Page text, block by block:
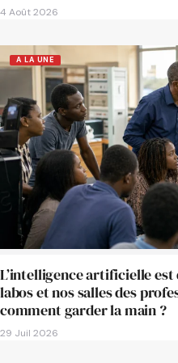
4 Août 2026
A LA UNE
L’intelligence artificielle est
labos et nos salles des
comment garder la main ?
29 Juil 2026